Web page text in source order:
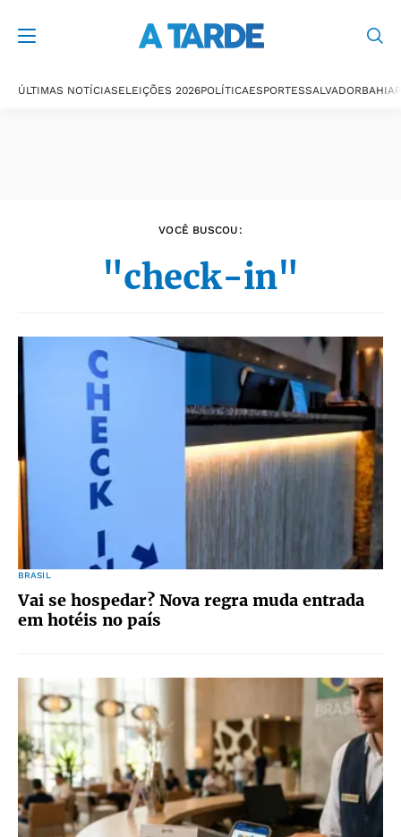
ÚLTIMAS NOTÍCIASELEIÇÕES 2026POLÍTICAESPORTESSALVADORBAHIA
VOCÊ BUSCOU:
"check-in"
BRASIL
Vai se hospedar? Nova regra muda entrada
em hotéis no país